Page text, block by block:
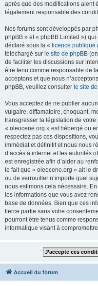
après que des modifications aient
légalement responsable des
Nos forums sont développés par
phpBB » et « phpBB Limited »)
déclaré sous la « licence publique
téléchargé sur le site de phpBB
de faciliter les discussions sur
être tenu comme responsable de
acceptons et que nous
phpBB, veuillez consulter le site
Vous acceptez de ne publier
vulgaire, diffamatoire, choquant,
transgresser la législation de
« oleocene.org » est hébergé ou
respectez pas ces dispositions,
immédiat et définitif et nous nous
d’accès à internet et les autorités
est enregistrée afin d’aider au
le fait que « oleocene.org » ait le
ou de verrouiller n’importe quel
nous estimons cela nécessaire.
les informations que vous avez
base de données. Bien que ces
tierce partie sans votre
pourront être tenus comme
informatique visant à
Accueil du forum